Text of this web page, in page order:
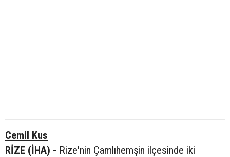
Cemil Kus
RİZE (İHA) - Rize'nin Çamlıhemşin ilçesinde iki